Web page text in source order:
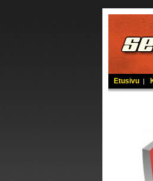
Etusivu |